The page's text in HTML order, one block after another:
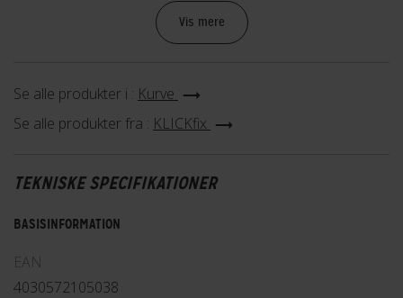
Med vinkeljusteringen på KLICKfix Contour apapteren kan
du justere tasken perfekt uafhængigt af sadelskinnerne.
hvilken type cykel du har.
Køb online eller reserver i din lokale Fri BikeShop butik og få
Vis mere
Se alle produkter i : Kurve
Se alle produkter fra : KLICKfix
TEKNISKE SPECIFIKATIONER
BASISINFORMATION
EAN
4030572105038